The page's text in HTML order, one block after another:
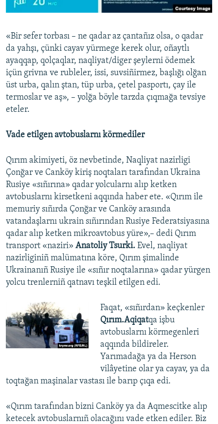
«Bir sefer torbası – ne qadar az çantañız olsa, o qadar
da yahşı, çünki cayav yürmege kerek olur, oñaytlı
ayaqqap, qolçaqlar, naqliyat/diger şeylerni ödemek
içün grivna ve rubleler, issi, suvsiñirmez, başlığı olğan
üst urba, qalın ştan, tüp urba, çetel pasportı, çay ile
termoslar ve aş», – yolğa böyle tarzda çıqmağa tevsiye
eteler.
Vade etilgen avtobuslarnı körmediler
Qırım akimiyeti, öz nevbetinde, Naqliyat nazirligi
Çonğar ve Canköy kiriş noqtaları tarafından Ukraina
Rusiye «sıñırına» qadar yolcularnı alıp ketken
avtobuslarnı kirsetkeni aqqında haber ete. «Qırım ile
memuriy sıñırda Çonğar ve Canköy arasında
vatandaşlarnı ukrain sıñırından Rusiye Federatsiyasına
qadar alıp ketken mikroavtobus yüre»,– dedi Qırım
transport «naziri» Anatoliy Tsurki. Evel, naqliyat
nazirliginiñ malümatına köre, Qırım şimalinde
Ukrainanıñ Rusiye ile «sıñır noqtalarına» qadar yürgen
yolcu trenlerniñ qatnavı teşkil etilgen edi.
​Faqat, «sıñırdan» keçkenler
Qırım.Aqiqatqa işbu
avtobuslarnı körmegenleri
aqqında bildireler.
Yarımadağa ya da Herson
vilâyetine olar ya cayav, ya da
toqtağan maşinalar vastası ile barıp çıqa edi.
«Qırım tarafından bizni Canköy ya da Aqmescitke alıp
ketecek avtobuslarnıñ olacağını vade etken ediler. Biz